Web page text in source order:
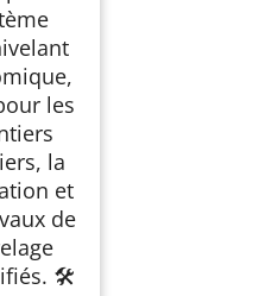
les
la
et
de
🛠️